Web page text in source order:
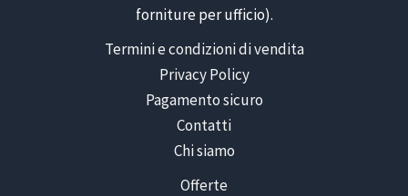
forniture per ufficio).
Termini e condizioni di vendita
Privacy Policy
Pagamento sicuro
Contatti
Chi siamo
Offerte